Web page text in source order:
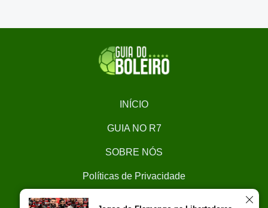
INÍCIO
GUIA NO R7
SOBRE NÓS
Políticas de Privacidade